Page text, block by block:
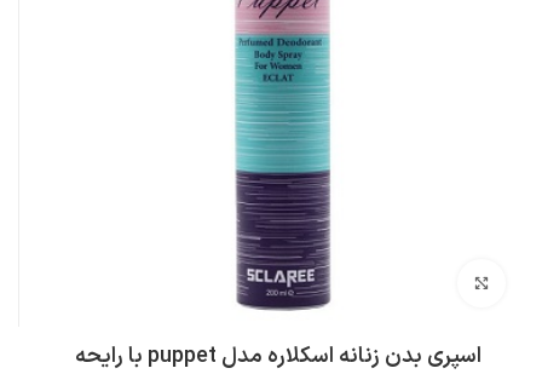
اسپری بدن زنانه اسکلاره مدل puppet با رایحه